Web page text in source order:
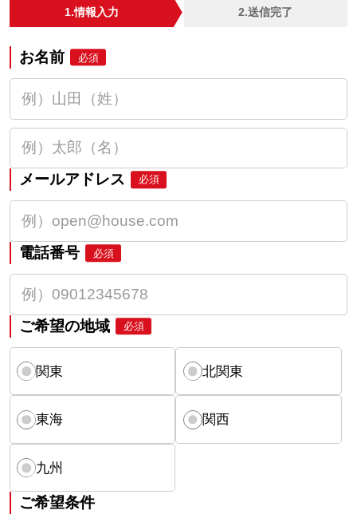
1.情報入力 2.送信完了
お名前 必須
メールアドレス 必須
電話番号 必須
ご希望の地域 必須
関東 北関東
東海 関西
九州
ご希望条件